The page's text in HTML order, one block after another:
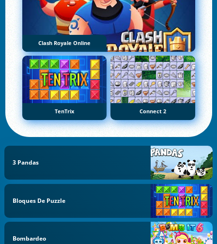
Clash Royale Online
TenTrix Connect 2
3 Pandas
Bloques De Puzzle
Bombardeo